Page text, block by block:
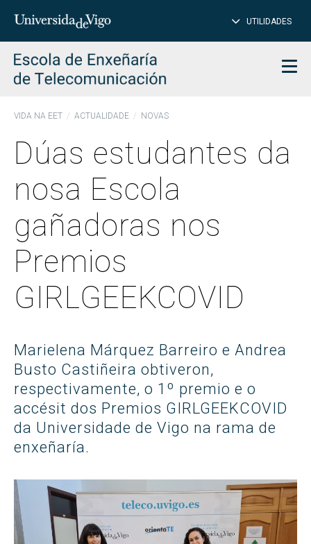
Introduce
para
buscar
UTILIDADES
VIDA NA EET ACTUALIDADE NOVAS
Dúas estudantes da
nosa Escola
gañadoras nos
Premios
GIRLGEEKCOVID
Marielena Márquez Barreiro e Andrea
Busto Castiñeira obtiveron,
respectivamente, o 1º premio e o
accésit dos Premios GIRLGEEKCOVID
da Universidade de Vigo na rama de
enxeñaría.